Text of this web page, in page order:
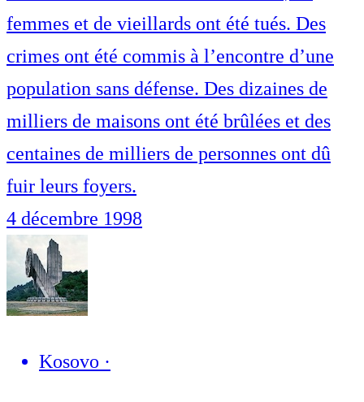
femmes et de vieillards ont été tués. Des
crimes ont été commis à l’encontre d’une
population sans défense. Des dizaines de
milliers de maisons ont été brûlées et des
centaines de milliers de personnes ont dû
fuir leurs foyers.
4 décembre 1998
Kosovo ·